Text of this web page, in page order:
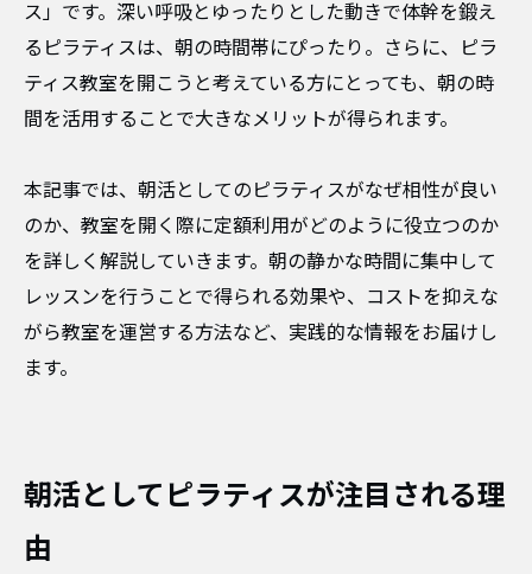
ス」です。深い呼吸とゆったりとした動きで体幹を鍛え
るピラティスは、朝の時間帯にぴったり。さらに、ピラ
ティス教室を開こうと考えている方にとっても、朝の時
間を活用することで大きなメリットが得られます。
本記事では、朝活としてのピラティスがなぜ相性が良い
のか、教室を開く際に定額利用がどのように役立つのか
を詳しく解説していきます。朝の静かな時間に集中して
レッスンを行うことで得られる効果や、コストを抑えな
がら教室を運営する方法など、実践的な情報をお届けし
ます。
朝活としてピラティスが注目される理
由